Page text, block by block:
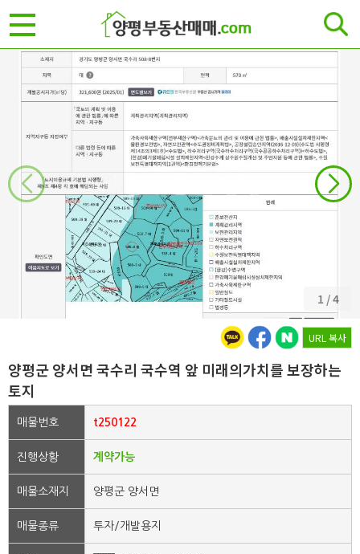
1/4
URL 복사
양평군 양서면 국수리 국수역 앞 미래의가치를 보장하는
토지
매물번호 t250122
진행상황 계약가능
매물소재지 양평군 양서면
매물종류 투자/개발용지